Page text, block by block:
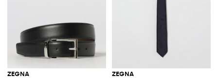
ZEGNA ZEGNA